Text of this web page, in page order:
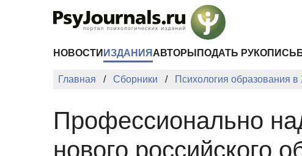
НОВОСТИ ИЗДАНИЯ АВТОРЫ ПОДАТЬ РУКОПИСЬ
Главная Сборники Психология образования в
Профессионально
нового российского